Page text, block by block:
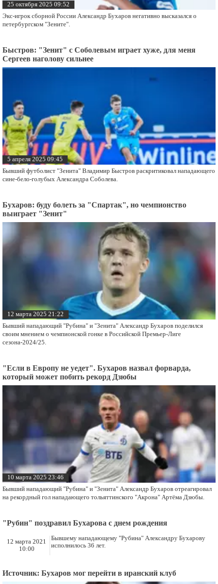
25 октября 2025 09:52
Экс-игрок сборной России Александр Бухаров негативно высказался о
петербургском "Зените".
Быстров: "Зенит" с Соболевым играет хуже, для меня
Сергеев наголову сильнее
5 апреля 2025 09:45
Бывший футболист "Зенита" Владимир Быстров раскритиковал нападающего
сине-бело-голубых Александра Соболева.
Бухаров: буду болеть за "Спартак", но чемпионство
выиграет "Зенит"
12 марта 2025 21:22
Бывший нападающий "Рубина" и "Зенита" Александр Бухаров поделился
своим мнением о чемпионской гонке в Российской Премьер-Лиге
сезона-2024/25.
"Если в Европу не уедет". Бухаров назвал форварда,
который может побить рекорд Дзюбы
10 марта 2025 23:46
Бывший нападающий "Рубина" и "Зенита" Александр Бухаров отреагировал
на рекордный гол нападающего тольяттинского "Акрона" Артёма Дзюбы.
"Рубин" поздравил Бухарова с днем рождения
12 марта 2021
10:00
Бывшему нападающему "Рубина" Александру Бухарову
исполнилось 36 лет.
Источник: Бухаров мог перейти в иранский клуб